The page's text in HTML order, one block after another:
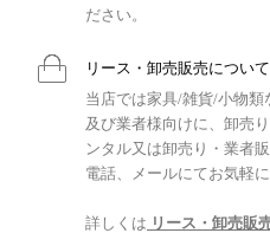
ださい。
リース・卸売販売について
当店では家具/雑貨/小物
及び業者様向けに、卸売
ンタル又は卸売り・業者
電話、メールにてお気軽
詳しくは リース・卸売販